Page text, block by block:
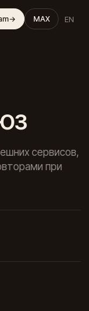
→ MAX EN
сервисов,
при